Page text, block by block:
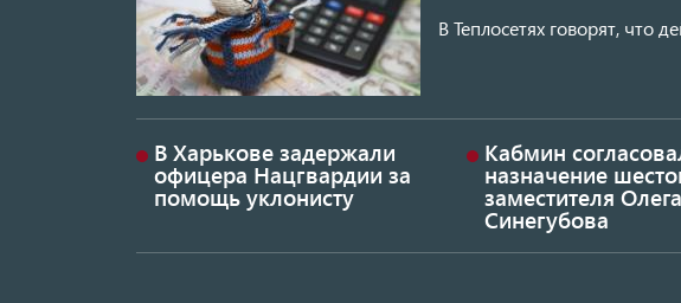
В Теплосетях говорят, что
В Харькове задержали
офицера Нацгвардии за
помощь уклонисту
Кабмин
назначение
заместителя Олега
Синегубова